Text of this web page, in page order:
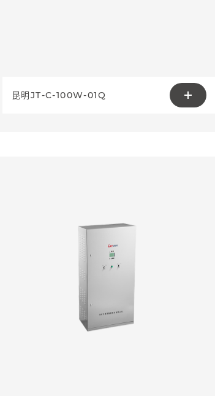
昆明JT-C-100W-01Q